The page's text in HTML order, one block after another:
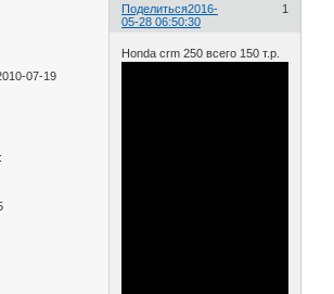
Поделиться 1
2016-
05-28 06:50:30
07-19
Honda crm 250 всего 150 т.р.